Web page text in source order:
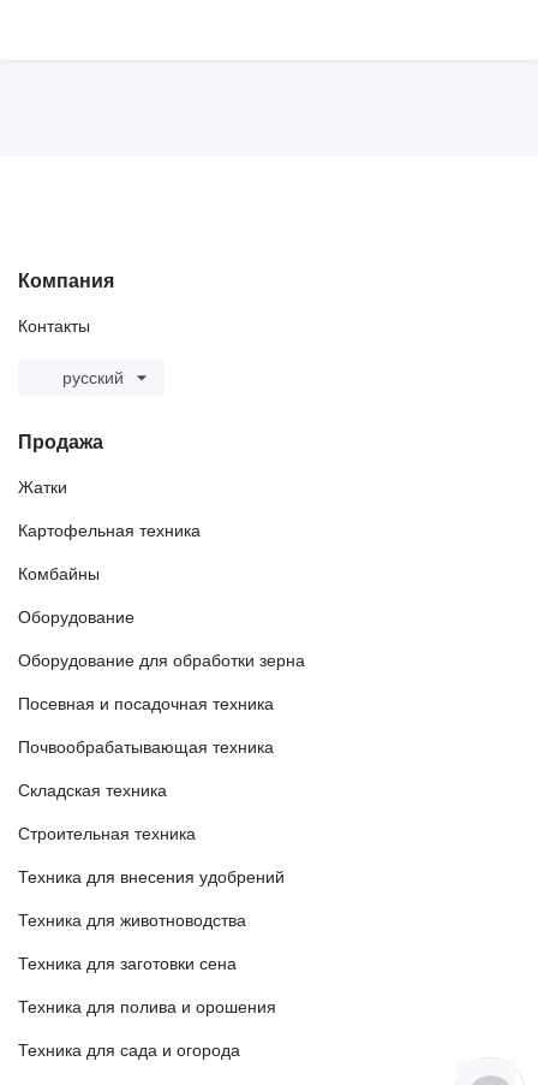
Компания
Контакты
русский
Продажа
Жатки
Картофельная техника
Комбайны
Оборудование
Оборудование для обработки зерна
Посевная и посадочная техника
Почвообрабатывающая техника
Складская техника
Строительная техника
Техника для внесения удобрений
Техника для животноводства
Техника для заготовки сена
Техника для полива и орошения
Техника для сада и огорода